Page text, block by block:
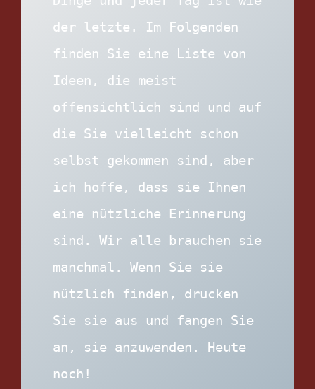
der letzte. Im Folgenden
finden Sie eine Liste von
Ideen, die meist
offensichtlich sind und auf
die Sie vielleicht schon
selbst gekommen sind, aber
ich hoffe, dass sie Ihnen
eine nützliche Erinnerung
sind. Wir alle brauchen sie
manchmal. Wenn Sie sie
nützlich finden, drucken
Sie sie aus und fangen Sie
an, sie anzuwenden. Heute
noch!